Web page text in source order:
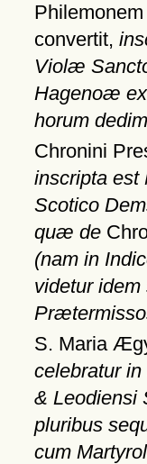
convertit,
Violæ
Hagenoæ
horum
Chronini
inscripta est
Scotico
quæ de
(nam in
videtur
S. Maria
celebratur
& Leodiensi
pluribus
cum